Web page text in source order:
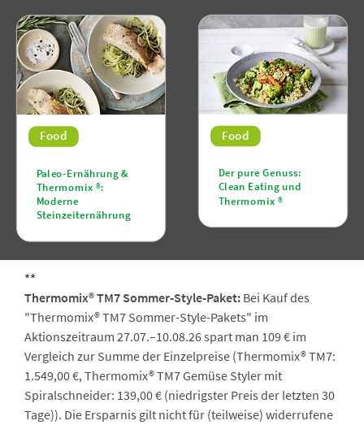
Food
Paleo-Ernährung &
Thermomix ®:
Moderne
Steinzeiternährung
Food
Der pure Genuss:
Clean Eating und
Thermomix ®
**
Thermomix® TM7 Sommer-Style-Paket: Bei Kauf des
"Thermomix® TM7 Sommer-Style-Pakets" im
Aktionszeitraum 27.07.–10.08.26 spart man 109 € im
Vergleich zur Summe der Einzelpreise (Thermomix® TM7:
1.549,00 €, Thermomix® TM7 Gemüse Styler mit
Spiralschneider: 139,00 € (niedrigster Preis der letzten 30
Tage)). Die Ersparnis gilt nicht für (teilweise) widerrufene